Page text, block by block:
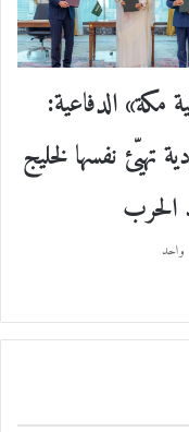
مكة» الدفاعية:
تهيّئ نفسها لخليج
الحرب
واحد